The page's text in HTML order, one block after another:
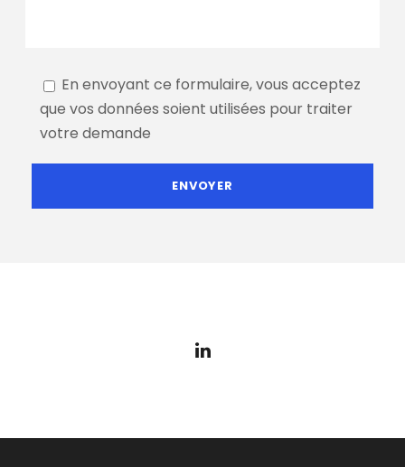
En envoyant ce formulaire, vous acceptez
que vos données soient utilisées pour traiter
votre demande